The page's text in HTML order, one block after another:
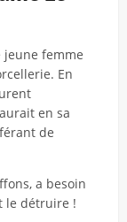
jeune femme
En
en sa
de
a besoin
le détruire !